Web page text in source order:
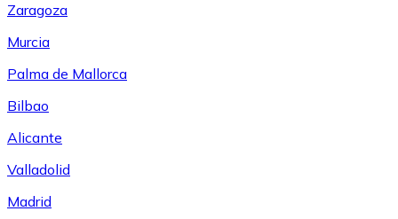
Zaragoza
Murcia
Palma de Mallorca
Bilbao
Alicante
Valladolid
Madrid